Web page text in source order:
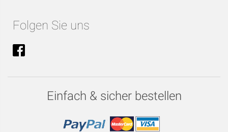
Folgen Sie uns
Einfach & sicher bestellen